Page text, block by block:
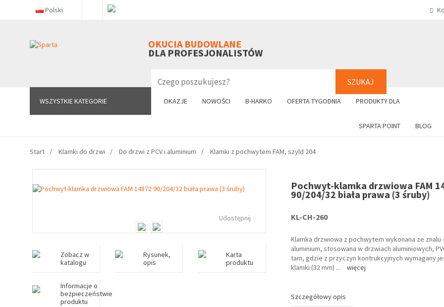
Polski
OKUCIA BUDOWLANE
DLA PROFESJONALISTÓW
SZUKAJ
WSZYSTKIE KATEGORIE OKAZJE NOWOŚCI B-HARKO OFERTA TYGODNIA PRODUKTY DLA
SPARTA POINT BLOG
WSZYSTKIE KATEGORIE +48 61
Start Klamki do drzwi Do drzwi z PCV i aluminium Klamki z pochwytem FAM, szyld 204
Udostępnij
Zobacz w
katalogu
Rysunek,
opis
Karta
produktu
Informacje o
bezpieczeństwie
produktu
Pochwyt-klamka drzwiowa FAM
90/204/32 biała prawa (3 śruby)
KL-CH-260
Klamka drzwiowa z pochwytem wykonana ze znalu
aluminium, stosowana w drzwiach aluminiowych,
tam, gdzie z przyczyn kontrukcyjnych wymagany
klamki (32 mm) ... więcej
Szczegółowy opis